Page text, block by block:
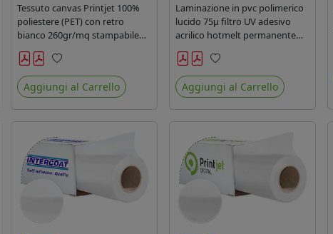
Tessuto canvas Printjet 100%
poliestere (PET) con retro
bianco 260gr/mq stampabile
con inchiostri solvente,
ecosolvente, uv e latex.
Preferiti
Aggiungi al Carrello
Laminazione in pvc polimerico
lucido 75µ filtro UV adesivo
acrilico hotmelt permanente
specifico per stampe con
inchiostri UV durata 7 anni
indoor e 5 outdoor. Dotato di
certificato ignifugo Bs1d0.
Preferiti
Aggiungi al Carrello